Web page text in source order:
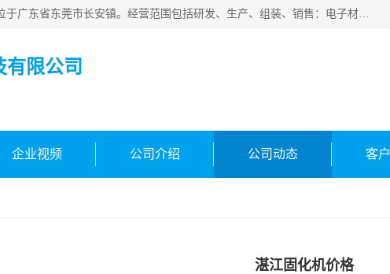
东莞市合凯电子科技有限公司成立于2018年，注册地位于广东省东莞市长安镇。经营范围包括研发、生产、组装、销售：电子材料、电子辅料、机器设备、自动化设备、光电设备、电子配件等，主要产品有：面光源、固化灯、固化机、冷光源uv、uv线光源、镜头uv。主营环形光源，条形光源等标准光源定制光源，其他!欢迎咨询!
限公司
企业视频 公司介绍 公司动态 客
湛江固化机价格